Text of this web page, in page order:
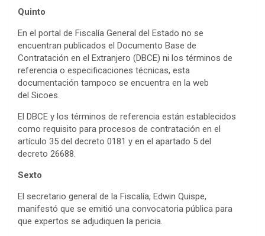
Quinto
En el portal de Fiscalía General del Estado no se
encuentran publicados el Documento Base de
Contratación en el Extranjero (DBCE) ni los términos de
referencia o especificaciones técnicas, esta
documentación tampoco se encuentra en la web
del Sicoes.
El DBCE y los términos de referencia están establecidos
como requisito para procesos de contratación en el
artículo 35 del decreto 0181 y en el apartado 5 del
decreto 26688.
Sexto
El secretario general de la Fiscalía, Edwin Quispe,
manifestó que se emitió una convocatoria pública para
que expertos se adjudiquen la pericia.